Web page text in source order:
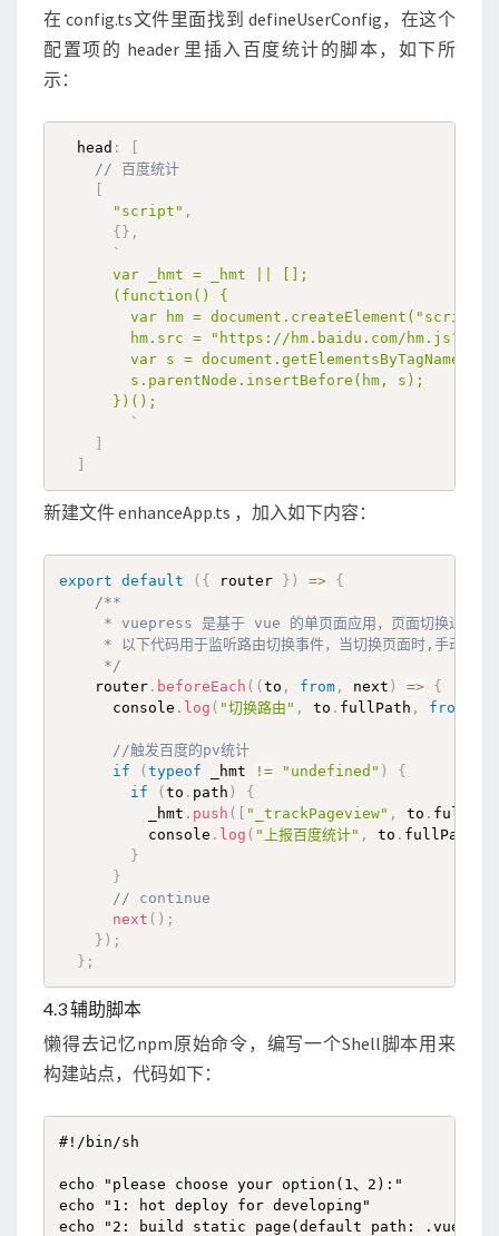
在 config.ts文件里面找到 defineUserConfig，在这个
配置项的 header 里插入百度统计的脚本，如下所
示：
  head
:
[
// 百度统计
[
"script" ,
{} ,
`
      var _hmt = _hmt || [];
      (function() {
var hm =
hm.src = "https://hm.baidu.com/hm.js?去百度
var s =
        s.parentNode.insertBefore(hm, s);
      })();
        `
]
]
新建文件 enhanceApp.ts ，加入如下内容：
export default ( { router } ) => {
/**
* vuepress 是基于 vue 的单页面应用，页面切换过程中
* 以下代码用于监听路由切换事件，当切换页面时,手动上
     */
    router
. beforeEach ( ( to , from , next ) => {
      console
. log ( "切换路由" , to . fullPath , from
//触发百度的pv统计
if
( typeof _hmt != "undefined" )
{
if
( to . path )
{
          _hmt
. push ( "_trackPageview" , to .
          console
. log ( "上报百度统计" , to . fullPath
}
}
// continue
next ( ) ;
} ) ;
} ;
4.3 辅助脚本
懒得去记忆npm原始命令，编写一个Shell脚本用来
构建站点，代码如下：
#!/bin/sh
echo "please choose your option(1、2):"
echo "1: hot deploy for developing"
echo "2: build static page(default path: